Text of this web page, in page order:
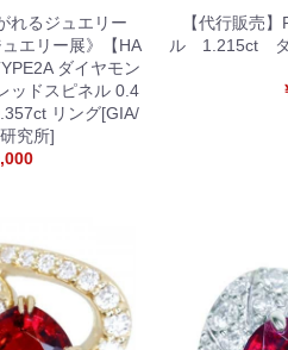
れるジュエリー
エリー展》【HA
ダイヤモン
ッドスピネル 0.4
リング[GIA/
究所]
【代行販売
ル 1.215ct